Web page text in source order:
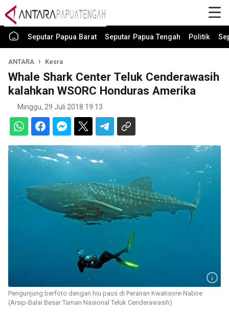
Seputar Papua Barat Seputar Papua Tengah Politik
ANTARA Kesra
Whale Shark Center Teluk Cenderawasih
kalahkan WSORC Honduras Amerika
Minggu, 29 Juli 2018 19:13
Pengunjung berfoto dengan hiu paus di Perairan Kwatisore-Nabire
(Arsip-Balai Besar Taman Nasional Teluk Cenderawasih)